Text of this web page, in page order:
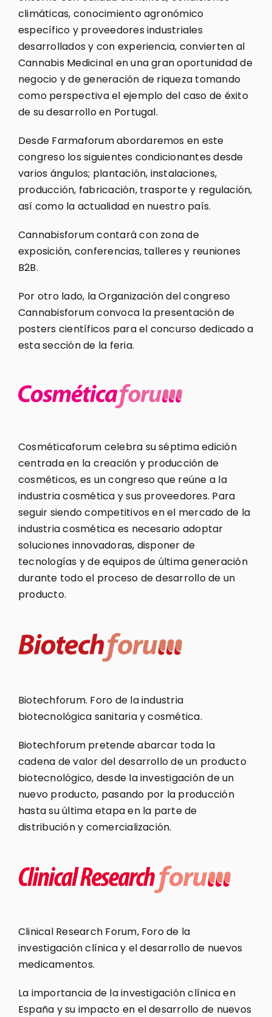
climáticas, conocimiento agronómico
específico y proveedores industriales
desarrollados y con experiencia, convierten al
Cannabis Medicinal en una gran oportunidad de
negocio y de generación de riqueza tomando
como perspectiva el ejemplo del caso de éxito
de su desarrollo en Portugal.
Desde Farmaforum abordaremos en este
congreso los siguientes condicionantes desde
varios ángulos; plantación, instalaciones,
producción, fabricación, trasporte y regulación,
así como la actualidad en nuestro país.
Cannabisforum contará con zona de
exposición, conferencias, talleres y reuniones
B2B.
Por otro lado, la Organización del congreso
Cannabisforum convoca la presentación de
posters científicos para el concurso dedicado a
esta sección de la feria.
Cosméticaforum celebra su séptima edición
centrada en la creación y producción de
cosméticos, es un congreso que reúne a la
industria cosmética y sus proveedores. Para
seguir siendo competitivos en el mercado de la
industria cosmética es necesario adoptar
soluciones innovadoras, disponer de
tecnologías y de equipos de última generación
durante todo el proceso de desarrollo de un
producto.
Biotechforum. Foro de la industria
biotecnológica sanitaria y cosmética.
Biotechforum pretende abarcar toda la
cadena de valor del desarrollo de un producto
biotecnológico, desde la investigación de un
nuevo producto, pasando por la producción
hasta su última etapa en la parte de
distribución y comercialización.
Clinical Research Forum, Foro de la
investigación clínica y el desarrollo de nuevos
medicamentos.
La importancia de la investigación clínica en
España y su impacto en el desarrollo de nuevos